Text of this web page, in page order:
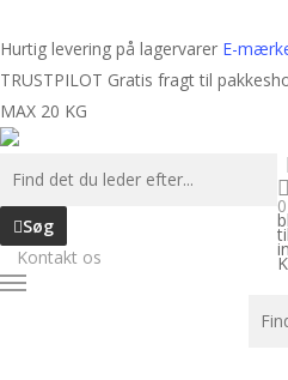
til
hovedindhold
Hurtig levering på lagervarer E-
TRUSTPILOT Gratis fragt til
MAX 20 KG
Søg
Kontakt os
0
Menu
Forside Varme & Klima
250mm x 2mm Sorte røgrør